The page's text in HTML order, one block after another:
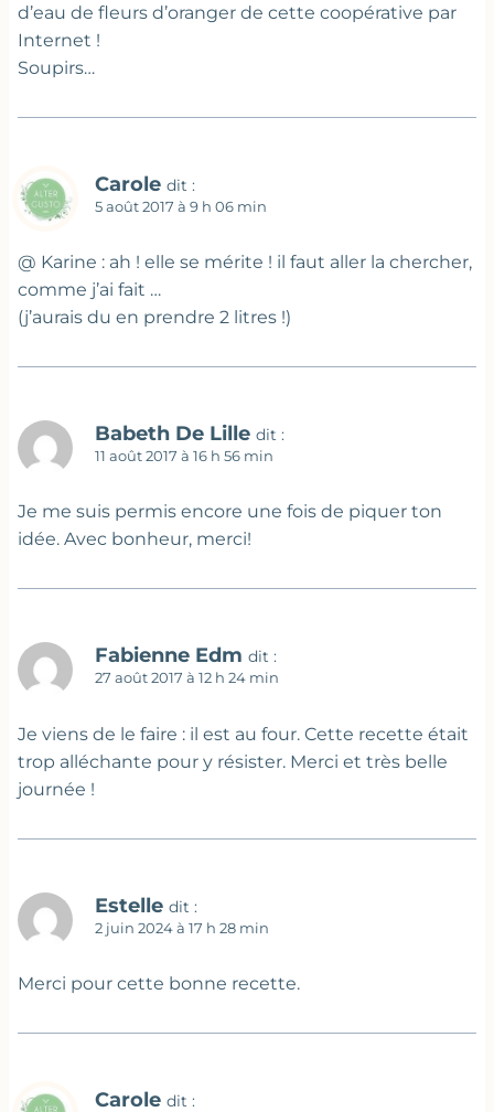
d’eau de fleurs d’oranger de cette coopérative par
Internet !
Soupirs…
Carole dit :
5 août 2017 à 9 h 06 min
@ Karine : ah ! elle se mérite ! il faut aller la chercher,
comme j’ai fait …
(j’aurais du en prendre 2 litres !)
Babeth De Lille dit :
11 août 2017 à 16 h 56 min
Je me suis permis encore une fois de piquer ton
idée. Avec bonheur, merci!
Fabienne Edm dit :
27 août 2017 à 12 h 24 min
Je viens de le faire : il est au four. Cette recette était
trop alléchante pour y résister. Merci et très belle
journée !
Estelle dit :
2 juin 2024 à 17 h 28 min
Merci pour cette bonne recette.
Carole dit :